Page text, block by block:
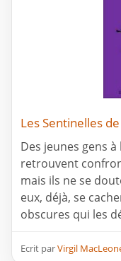
Les Sentinelles de
Des jeunes gens
retrouvent
mais ils ne se
eux, déjà, se
obscures qui les
Ecrit parVirgil